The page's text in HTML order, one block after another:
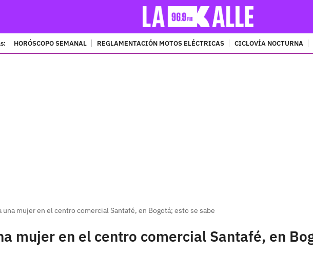
HORÓSCOPO SEMANAL REGLAMENTACIÓN MOTOS ELÉCTRICAS CICLOVÍA NOCTURNA
una mujer en el centro comercial Santafé, en Bogotá; esto se sabe
mujer en el centro comercial Santafé, en